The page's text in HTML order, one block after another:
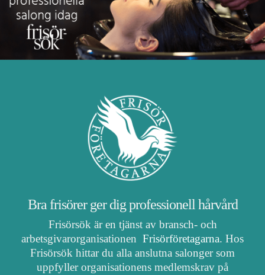
Bra frisörer ger dig professionell hårvård
Frisörsök är en tjänst av bransch- och
arbetsgivarorganisationen Frisörföretagarna. Hos
Frisörsök hittar du alla anslutna salonger som
uppfyller organisationens medlemskrav på